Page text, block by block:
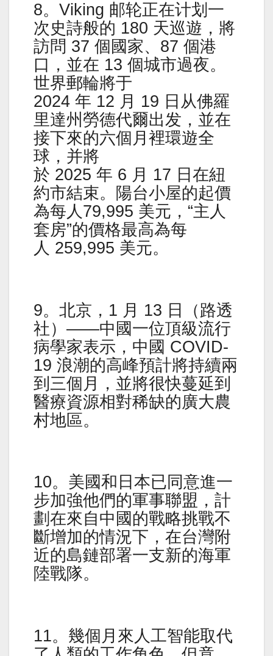
8。Viking 邮轮正在计划一
次史詩般的 180 天巡遊，將
訪問 37 個國家、87 個港
口，並在 13 個城市過夜。
世界郵輪將于
2024 年 12 月 19 日从佛羅
里達州勞德代爾出发，並在
接下來的六個月裡環遊全
球，并將
於 2025 年 6 月 17 日在紐
約市結束。陽台小屋的起價
為每人79,995 美元，“主人
套房”的價格最高為每
人 259,995 美元。
9。北京，1 月 13 日（路透
社）——中國一位頂級流行
病學家表示，中國 COVID-
19 浪潮的高峰預計將持續兩
到三個月，並將很快蔓延到
醫療資源相對稀缺的廣大農
村地區。
10。美國和日本已同意進一
步加強他們的軍事聯盟，計
劃在來自中國的戰略挑戰不
斷增加的情況下，在台灣附
近的島鏈部署一支新的海軍
陸戰隊。
11。幾個月來人工智能取代